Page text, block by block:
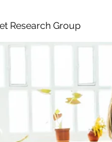
Research Group